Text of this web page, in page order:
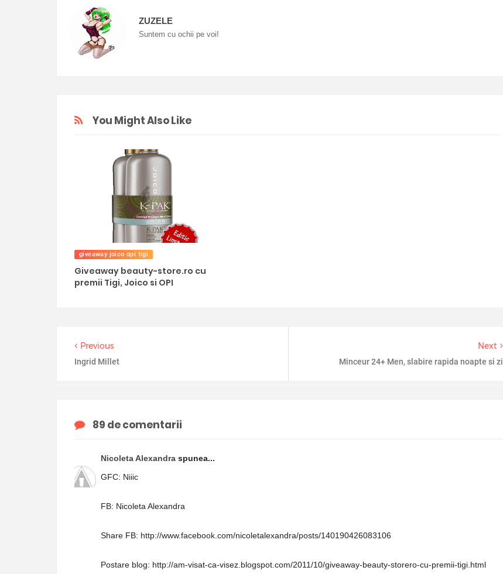
ZUZELE
Suntem cu ochii pe voi!
You Might Also Like
giveaway joico opi tigi
Giveaway beauty-store.ro cu
premii Tigi, Joico si OPI
Next
Minceur 24+ Men, slabire rapida noapte si zi
Previous
Ingrid Millet
89 de comentarii
Nicoleta Alexandra spunea...
GFC: Niiic
FB: Nicoleta Alexandra
Share FB: http://www.facebook.com/nicoletalexandra/posts/140190426083106
Postare blog: http://am-visat-ca-visez.blogspot.com/2011/10/giveaway-beauty-storero-cu-premii-tigi.html